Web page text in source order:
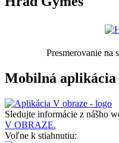
Presmerovanie na
Mobilná aplikácia
Sledujte informácie z nášho
V OBRAZE.
Voľne k stiahnutiu: